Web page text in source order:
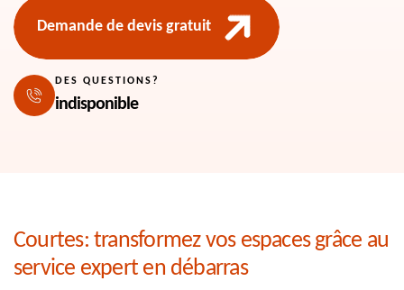
Demande de devis gratuit
DES QUESTIONS?
indisponible
Courtes: transformez vos espaces grâce au
service expert en débarras